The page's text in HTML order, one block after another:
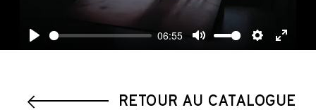
Play
06:55
Mute
SettingsEnter
RETOUR AU CATALOGUE